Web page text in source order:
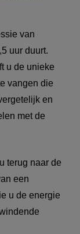
van
uur duurt.
u de unieke
vangen die
en
met de
terug naar de
een
u de energie